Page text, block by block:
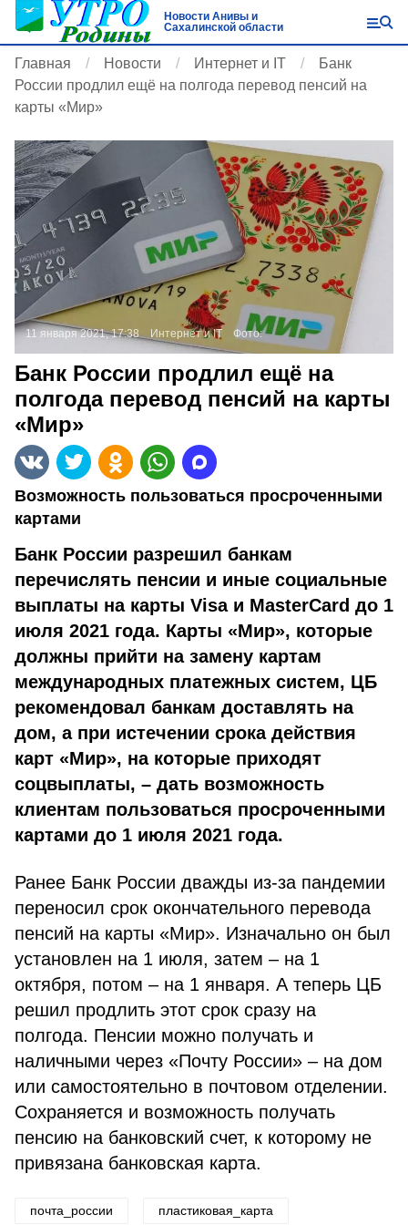
Новости Анивы и
Сахалинской области
Главная Новости Интернет и IT
Банк
России продлил ещё на полгода перевод пенсий на
карты «Мир»
11 января 2021, 17:38 Интернет и IT Фото:
Банк России продлил ещё на
полгода перевод пенсий на карты
«Мир»
Возможность пользоваться просроченными
картами
Банк России разрешил банкам
перечислять пенсии и иные социальные
выплаты на карты Visa и MasterCard до 1
июля 2021 года. Карты «Мир», которые
должны прийти на замену картам
международных платежных систем, ЦБ
рекомендовал банкам доставлять на
дом, а при истечении срока действия
карт «Мир», на которые приходят
соцвыплаты, – дать возможность
клиентам пользоваться просроченными
картами до 1 июля 2021 года.
Ранее Банк России дважды из-за пандемии
переносил срок окончательного перевода
пенсий на карты «Мир». Изначально он был
установлен на 1 июля, затем – на 1
октября, потом – на 1 января. А теперь ЦБ
решил продлить этот срок сразу на
полгода. Пенсии можно получать и
наличными через «Почту России» – на дом
или самостоятельно в почтовом отделении.
Сохраняется и возможность получать
пенсию на банковский счет, к которому не
привязана банковская карта.
почта_россии пластиковая_карта